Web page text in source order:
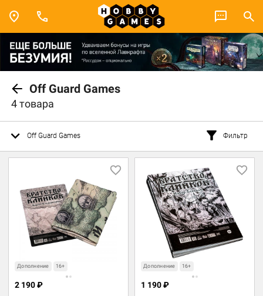
Off Guard Games
4 товара
Off Guard Games Фильтр
Дополнение 16+
2 190 ₽
Дополнение 16+
1 190 ₽